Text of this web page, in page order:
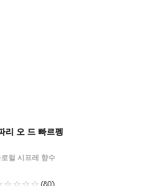
리 오 드 빠르펭
로럴 시프레 향수